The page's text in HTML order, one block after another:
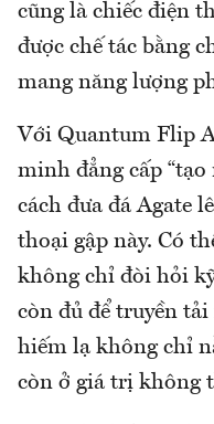
cũng là chiếc điện
được chế tác bằng
mang năng lượng
Với Quantum Flip
minh đẳng cấp “tạo
cách đưa đá Agate
thoại gập này. Có
không chỉ đòi hỏi
còn đủ để truyền
hiếm lạ không chỉ
còn ở giá trị không